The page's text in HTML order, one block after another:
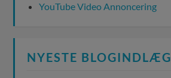
YouTube Video Annoncering
NYESTE BLOGINDLÆG